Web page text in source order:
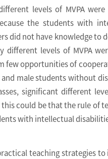
levels of MVPA
the students with
did not have knowledge to
different levels of MVPA
few opportunities of
male students without
significant different
this could be that the rule of
with intellectual
teaching strategies